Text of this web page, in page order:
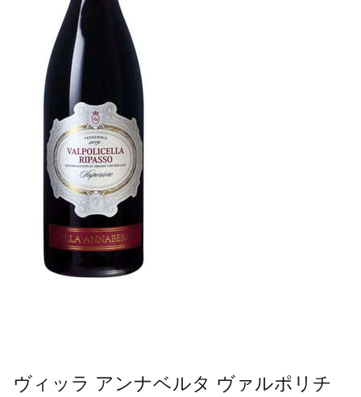
ヴィッラ アンナベルタ ヴァルポリチ